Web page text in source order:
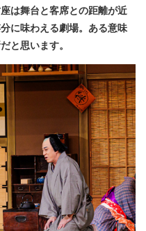
は舞台と客席との距離が近
に味わえる劇場。ある意味
と思います。